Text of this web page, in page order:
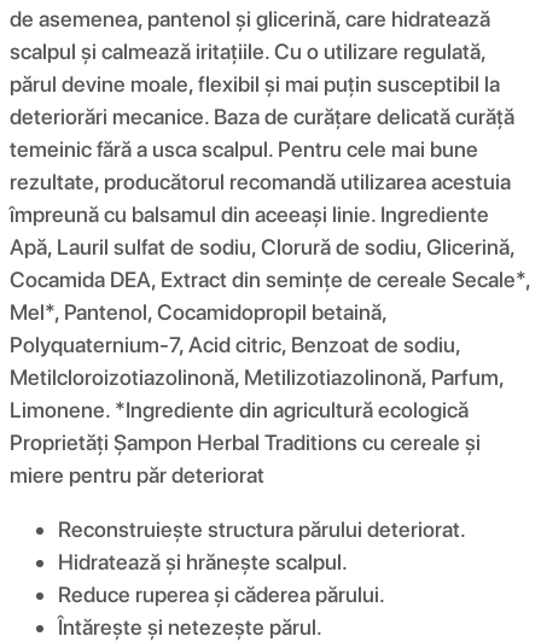
de asemenea, pantenol și glicerină, care hidratează
scalpul și calmează iritațiile. Cu o utilizare regulată,
părul devine moale, flexibil și mai puțin susceptibil la
deteriorări mecanice. Baza de curățare delicată curăță
temeinic fără a usca scalpul. Pentru cele mai bune
rezultate, producătorul recomandă utilizarea acestuia
împreună cu balsamul din aceeași linie. Ingrediente
Apă, Lauril sulfat de sodiu, Clorură de sodiu, Glicerină,
Cocamida DEA, Extract din semințe de cereale Secale*,
Mel*, Pantenol, Cocamidopropil betaină,
Polyquaternium-7, Acid citric, Benzoat de sodiu,
Metilcloroizotiazolinonă, Metilizotiazolinonă, Parfum,
Limonene. *Ingrediente din agricultură ecologică
Proprietăți Șampon Herbal Traditions cu cereale și
miere pentru păr deteriorat
Reconstruiește structura părului deteriorat.
Hidratează și hrănește scalpul.
Reduce ruperea și căderea părului.
Întărește și netezește părul.